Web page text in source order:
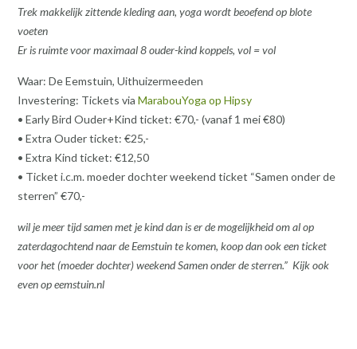
Trek makkelijk zittende kleding aan, yoga wordt beoefend op blote
voeten
Er is ruimte voor maximaal 8 ouder-kind koppels, vol = vol
Waar: De Eemstuin, Uithuizermeeden
Investering: Tickets via MarabouYoga op Hipsy
• Early Bird Ouder+Kind ticket: €70,- (vanaf 1 mei €80)
• Extra Ouder ticket: €25,-
• Extra Kind ticket: €12,50
• Ticket i.c.m. moeder dochter weekend ticket “Samen onder de
sterren” €70,-
wil je meer tijd samen met je kind dan is er de mogelijkheid om al op
zaterdagochtend naar de Eemstuin te komen, koop dan ook een ticket
voor het (moeder dochter) weekend Samen onder de sterren.” Kijk ook
even op eemstuin.nl